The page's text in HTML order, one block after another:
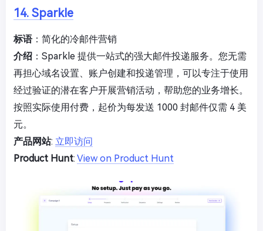
14. Sparkle
标语：简化的冷邮件营销
介绍 ：Sparkle 提供一站式的强大邮件投递服务。您无需
再担心域名设置、账户创建和投递管理，可以专注于使用
经过验证的潜在客户开展营销活动，帮助您的业务增长。
按照实际使用付费，起价为每发送 1000 封邮件仅需 4 美
元。
产品网站: 立即访问
Product Hunt: View on Product Hunt